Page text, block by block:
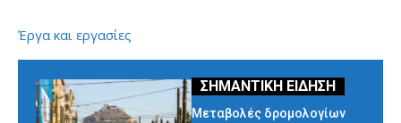
Έργα και εργασίες
Μεταβολές δρομολογίων